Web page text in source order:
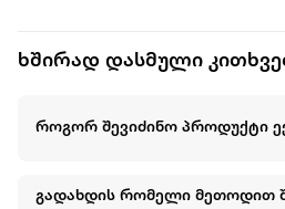
ხშირად დასმული
როგორ შევიძინო პროდუქტი
გადახდის რომელი მეთოდით